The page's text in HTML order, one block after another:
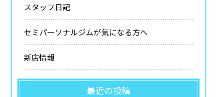
スタッフ日記
セミパーソナルジムが気になる方へ
新店情報
最近の投稿